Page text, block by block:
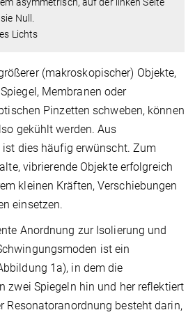
asymmetrisch, auf der linken Seite
Null.
Lichts
(makroskopischer) Objekte,
Membranen oder
Pinzetten schweben, können
gekühlt werden. Aus
dies häufig erwünscht. Zum
vibrierende Objekte erfolgreich
kleinen Kräften, Verschiebungen
einsetzen.
Anordnung zur Isolierung und
ist ein
1a), in dem die
zwei Spiegeln hin und her reflektiert
Resonatoranordnung besteht darin,